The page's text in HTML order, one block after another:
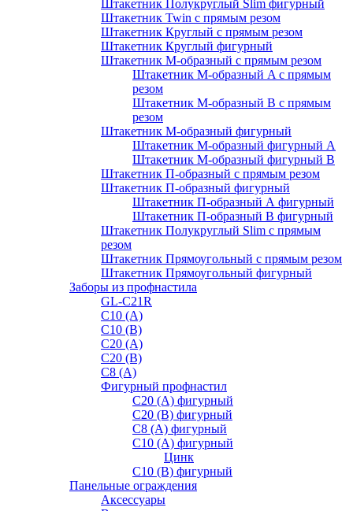
Штакетник Полукруглый Slim фигурный
Штакетник Twin с прямым резом
Штакетник Круглый с прямым резом
Штакетник Круглый фигурный
Штакетник М-образный с прямым резом
Штакетник М-образный A с прямым
резом
Штакетник М-образный B с прямым
резом
Штакетник М-образный фигурный
Штакетник М-образный фигурный A
Штакетник М-образный фигурный B
Штакетник П-образный с прямым резом
Штакетник П-образный фигурный
Штакетник П-образный А фигурный
Штакетник П-образный В фигурный
Штакетник Полукруглый Slim с прямым
резом
Штакетник Прямоугольный с прямым резом
Штакетник Прямоугольный фигурный
Заборы из профнастила
GL-С21R
С10 (A)
С10 (В)
С20 (А)
С20 (В)
С8 (A)
Фигурный профнастил
С20 (A) фигурный
С20 (В) фигурный
С8 (A) фигурный
С10 (A) фигурный
Цинк
С10 (В) фигурный
Панельные ограждения
Аксессуары